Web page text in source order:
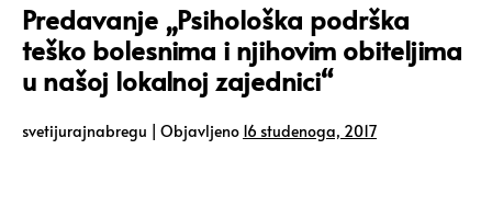
Predavanje „Psihološka podrška
teško bolesnima i njihovim obiteljima
u našoj lokalnoj zajednici“
svetijurajnabregu | Objavljeno 16 studenoga, 2017